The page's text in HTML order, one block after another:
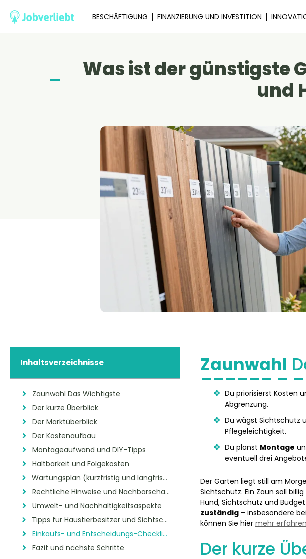
BESCHÄFTIGUNG FINANZIERUNG UND INVESTITION
Was ist der günstigste
und
Inhaltsverzeichnisse
Zaunwahl Das Wichtigste
Der kurze Überblick
Der Marktüberblick
Der Kostenaufbau
Montageaufwand und DIY-Tipps
Haltbarkeit und Folgekosten
Wartungsplan (kurzfristig und langfristig)
Rechtliche Hinweise und Nachbarschaft
Umwelt- und Nachhaltigkeitsaspekte
Tipps für Haustierbesitzer und Sichtschutz
Einkaufs- und Entscheidungs-Checkliste
Fazit und nächste Schritte
Zaunwahl
Du priorisierst Kosten
Abgrenzung.
Du wägst Sichtschutz
Pflegeleichtigkeit.
Du planst Montage
eventuell drei
Der Garten liegt still am
Sichtschutz. Ein Zaun soll
Hund, Sichtschutz und
zuständig– insbesondere
können Sie hier mehr erfahren
Der kurze